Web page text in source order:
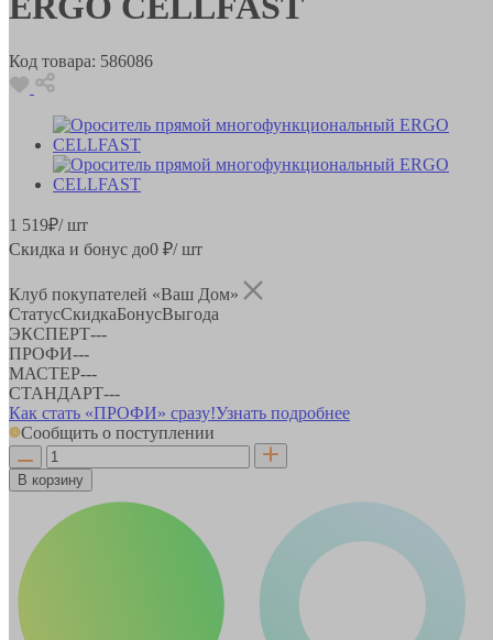
Код товара: 586086
1 519₽/ шт
Скидка и бонус до0 ₽/ шт
Клуб покупателей «Ваш Дом»
СтатусСкидкаБонусВыгода
ЭКСПЕРТ---
ПРОФИ---
МАСТЕР---
СТАНДАРТ---
Как стать «ПРОФИ» сразу!Узнать подробнее
Сообщить о поступлении
В корзину